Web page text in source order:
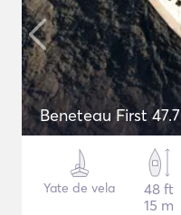
Beneteau First 47.7
Yate de vela
48 ft
15 m